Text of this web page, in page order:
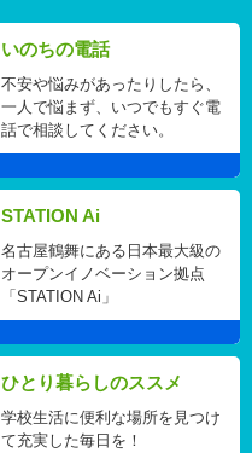
いのちの電話
不安や悩みがあったりしたら、
一人で悩まず、いつでもすぐ電
話で相談してください。
STATION Ai
名古屋鶴舞にある日本最大級の
オープンイノベーション拠点
「STATION Ai」
ひとり暮らしのススメ
学校生活に便利な場所を見つけ
て充実した毎日を！